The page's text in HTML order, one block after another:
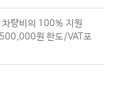
차량비의 100% 지원
원 한도/VAT포